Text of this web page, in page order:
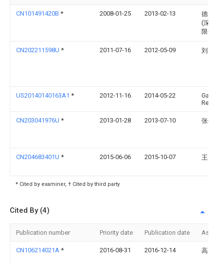
CN101491420B * 2008-01-25 2013-02-13
德昌
(深圳
限公
CN202211598U * 2011-07-16 2012-05-09 刘方
US20140140163A1 * 2012-11-16 2014-05-22
Gavin
Reay
CN203041976U * 2013-01-28 2013-07-10 张作
CN204683401U * 2015-06-06 2015-10-07 王升
* Cited by examiner, † Cited by third party
Cited By (4)
Publication number Priority date Publication date
CN106214021A * 2016-08-31 2016-12-14 高玉